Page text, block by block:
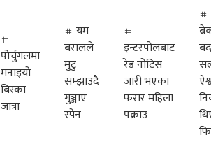
पोर्चुगलमा
मनाइयो
बिस्का
जात्रा
यम
बरालले
मुटु
सम्झाउदै
गुञ्जाए
स्पेन
इन्टरपोलबाट
रेड नोटिस
जारी भएका
फरार महिला
पक्राउ